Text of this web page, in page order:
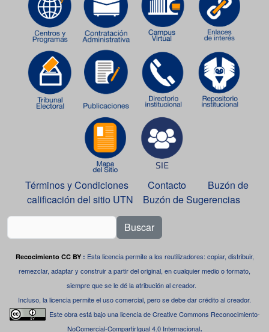
Términos y Condiciones Contacto
Buzón de
calificación del sitio UTN
Buzón de Sugerencias
Buscar
Recocimiento CC BY : Esta licencia permite a los reutilizadores: copiar, distribuir,
remezclar, adaptar y construir a partir del original, en cualquier medio o formato,
siempre que se le dé la atribución al creador.
Incluso, la licencia permite el uso comercial, pero se debe dar crédito al creador.
Este obra está bajo unalicencia de Creative Commons Reconocimiento-
NoComercial-CompartirIgual 4.0 Internacional.